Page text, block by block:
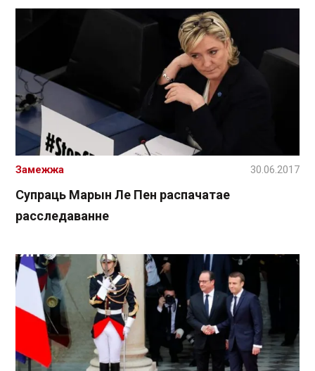
Супраць Марын Ле Пен распачатае
расследаванне
Замежжа 30.06.2017